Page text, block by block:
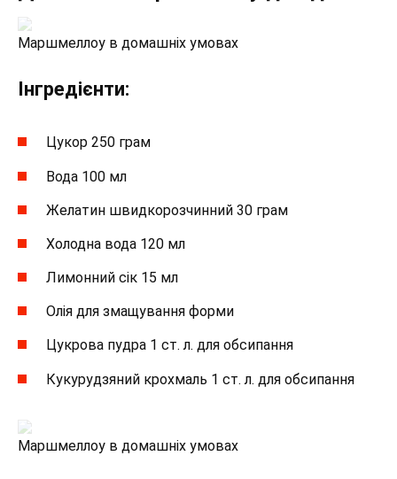
Маршмеллоу в домашніх умовах
Інгредієнти:
Цукор 250 грам
Вода 100 мл
Желатин швидкорозчинний 30 грам
Холодна вода 120 мл
Лимонний сік 15 мл
Олія для змащування форми
Цукрова пудра 1 ст. л. для обсипання
Кукурудзяний крохмаль 1 ст. л. для обсипання
Маршмеллоу в домашніх умовах